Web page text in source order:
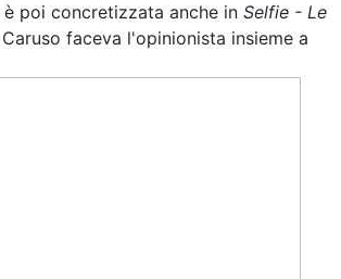
poi concretizzata anche in Selfie - Le
faceva l'opinionista insieme a